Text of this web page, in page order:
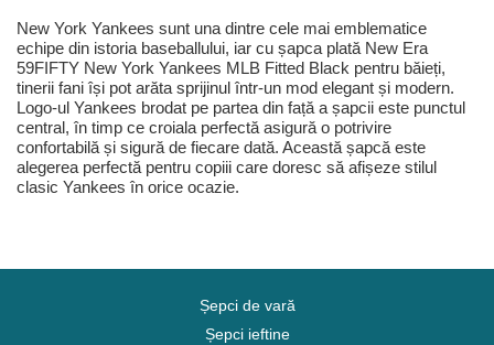
New York Yankees sunt una dintre cele mai emblematice
echipe din istoria baseballului, iar cu șapca plată New Era
59FIFTY New York Yankees MLB Fitted Black pentru băieți,
tinerii fani își pot arăta sprijinul într-un mod elegant și modern.
Logo-ul Yankees brodat pe partea din față a șapcii este punctul
central, în timp ce croiala perfectă asigură o potrivire
confortabilă și sigură de fiecare dată. Această șapcă este
alegerea perfectă pentru copiii care doresc să afișeze stilul
clasic Yankees în orice ocazie.
Șepci de vară
Șepci ieftine